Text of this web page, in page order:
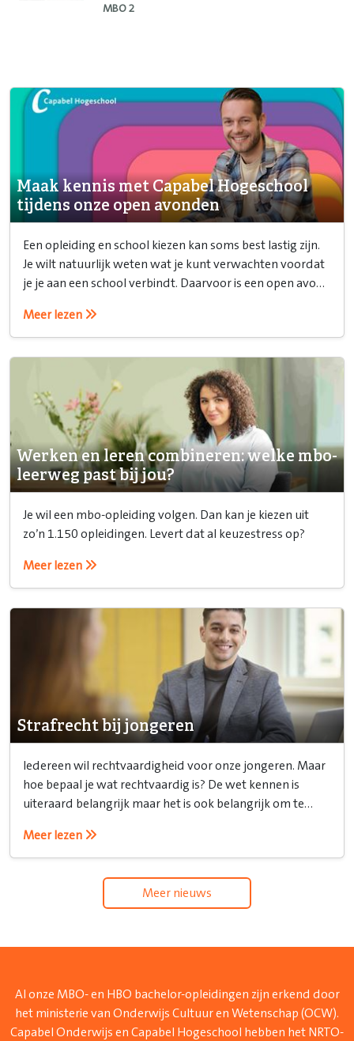
MBO 2
Maak kennis met Capabel Hogeschool
tijdens onze open avonden
Een opleiding en school kiezen kan soms best lastig zijn.
Je wilt natuurlijk weten wat je kunt verwachten voordat
je je aan een school verbindt. Daarvoor is een open avond
Meer lezen
Werken en leren combineren: welke mbo-
leerweg past bij jou?
Je wil een mbo-opleiding volgen. Dan kan je kiezen uit
zo’n 1.150 opleidingen. Levert dat al keuzestress op?
Meer lezen
Strafrecht bij jongeren
Iedereen wil rechtvaardigheid voor onze jongeren. Maar
hoe bepaal je wat rechtvaardig is? De wet kennen is
uiteraard belangrijk maar het is ook belangrijk om te
Meer lezen
Meer nieuws
Al onze MBO- en HBO bachelor-opleidingen zijn erkend door
het ministerie van Onderwijs Cultuur en Wetenschap (OCW).
Capabel Onderwijs en Capabel Hogeschool hebben het NRTO-